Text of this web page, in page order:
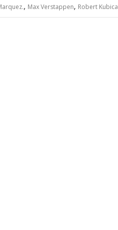
, Max Verstappen, Robert Kubica